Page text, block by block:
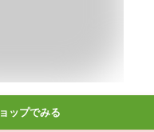
ップでみる